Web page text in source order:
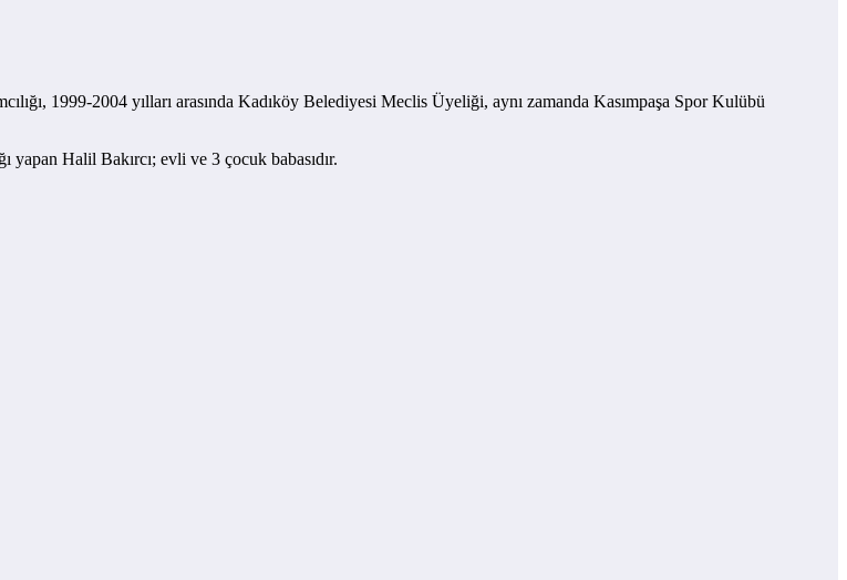
1999-2004 yılları arasında Kadıköy Belediyesi Meclis Üyeliği, aynı zamanda Kasımpaşa Spor Kulübü
yapan Halil Bakırcı; evli ve 3 çocuk babasıdır.